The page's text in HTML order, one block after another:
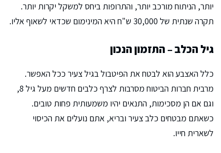
יותר, הניתוח מורכב יותר, והתרופות ביחס למשקל יקרות יותר.
תקרה שנתית של 30,000 ש"ח היא המינימום שכדאי לשאוף אליו.
גיל הכלב – התזמון הנכון
כלל האצבע הוא לבטח את הפיטבול בגיל צעיר ככל האפשר.
מרבית חברות הביטוח מסרבות לצרף כלבים חדשים מעל גיל 8,
וגם אם הן מסכימות, התנאים יהיו משמעותית פחות טובים.
כשאתם מבטחים כלב צעיר ובריא, אתם נועלים את הכיסוי
לשארית חייו.